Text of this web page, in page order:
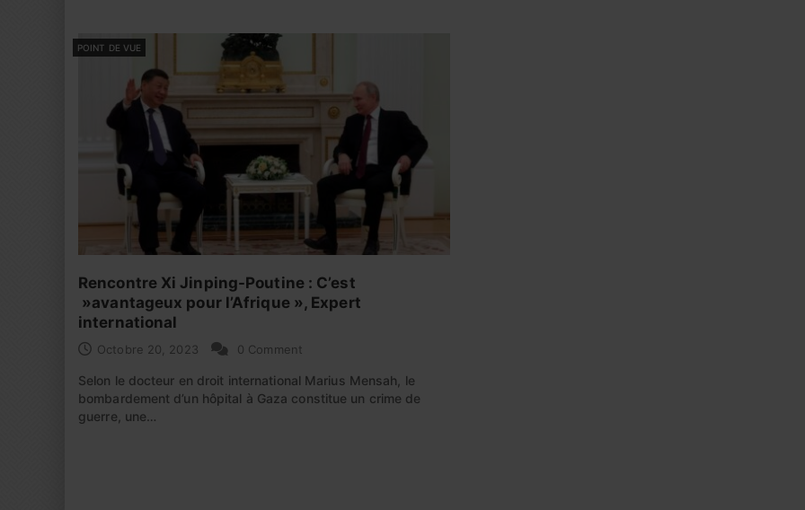
POINT DE VUE
Rencontre Xi Jinping-Poutine : C’est
»avantageux pour l’Afrique », Expert
international
Octobre 20, 2023 0 Comment
Selon le docteur en droit international Marius Mensah, le
bombardement d’un hôpital à Gaza constitue un crime de
guerre, une…